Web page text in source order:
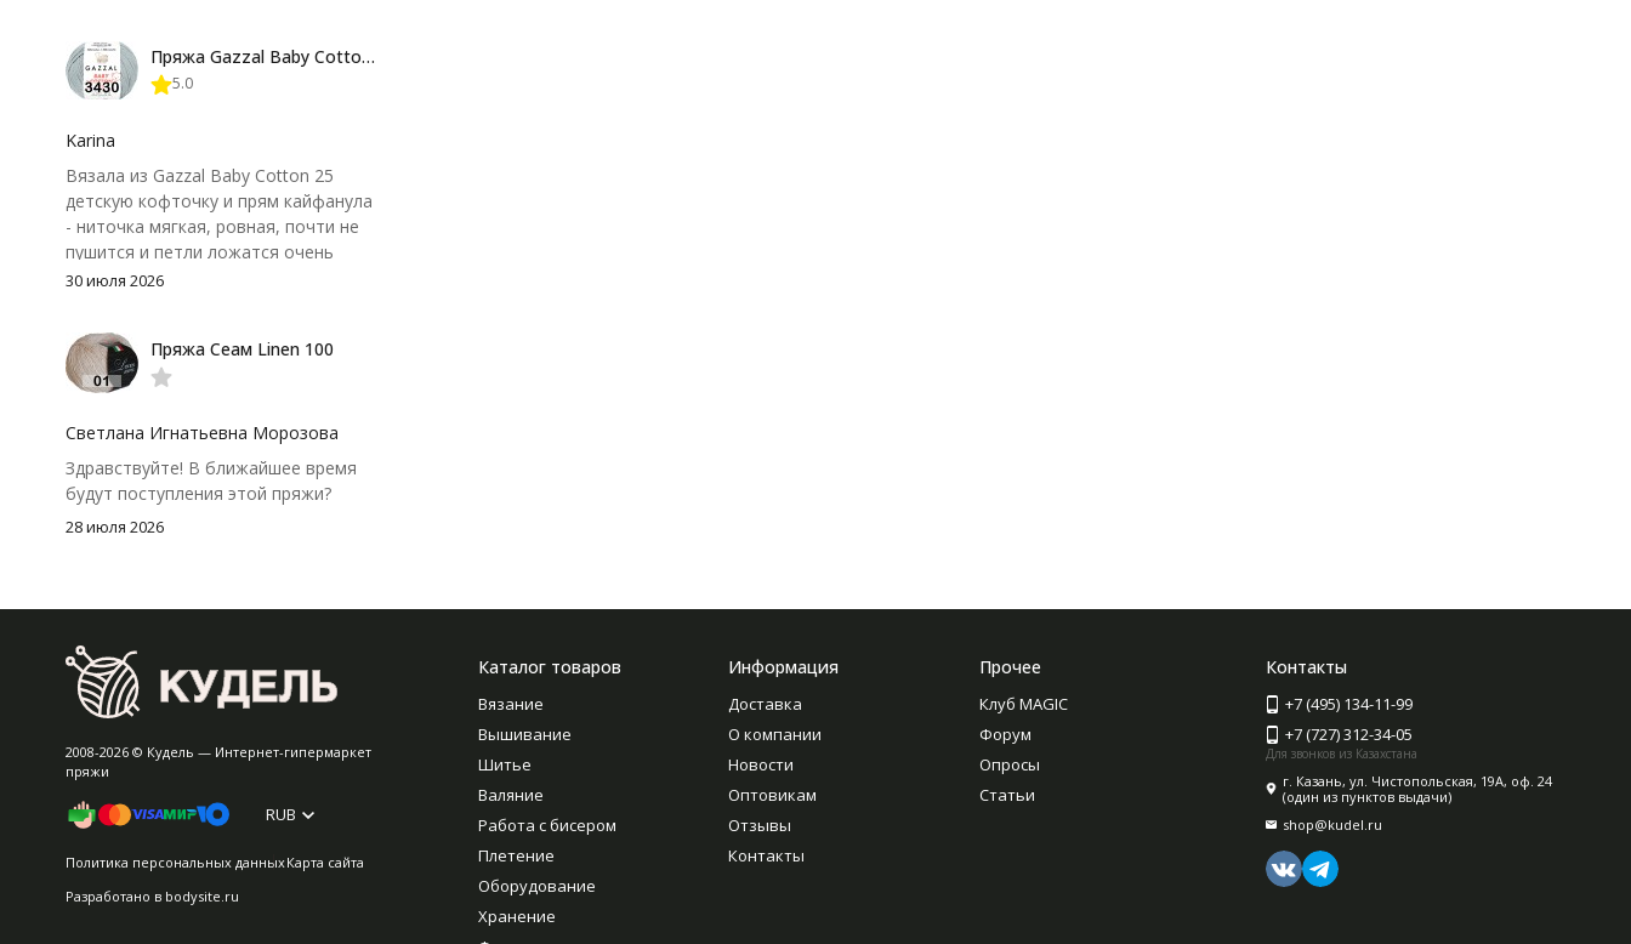
нюанс - пряжа немного скользит и
иногда расслаивается, пришлось
крючок поудобнее.
Пряжа Gazzal Baby Cotton 25
5.0
Karina
Вязала из Gazzal Baby Cotton 25
детскую кофточку и прям кайфанула
- ниточка мягкая, ровная, почти не
пушится и петли ложатся очень
аккуратно. После стирки полотно
потеряло, цвет тоже не стал
тусклее. Единственный нюанс -
моточки маленькие, расход лучше
чуть-чуть не хватило))
30 июля 2026
Пряжа Сеам Linen 100
Светлана Игнатьевна Морозова
Здравствуйте! В ближайшее время
будут поступления этой пряжи?
28 июля 2026
2008-2026 © Кудель — Интернет-гипермаркет
пряжи
RUB
Политика персональных данныхКарта сайта
Разработано в bodysite.ru
Каталог товаров
Вязание
Вышивание
Шитье
Валяние
Работа с бисером
Плетение
Оборудование
Хранение
Информация
Доставка
О компании
Новости
Оптовикам
Отзывы
Контакты
Прочее
Клуб MAGIC
Форум
Опросы
Статьи
Контакты
+7 (495) 134-11-99
+7 (727) 312-34-05
Для звонков из Казахстана
г. Казань, ул. Чистопольская, 19А, оф. 24
(один из пунктов выдачи)
shop@kudel.ru